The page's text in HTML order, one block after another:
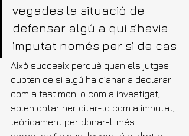
vegades la situació de
defensar algú a qui s’havia
imputat només per si de cas
Això succeeix perquè quan els jutges
dubten de si algú ha d’anar a declarar
com a testimoni o com a investigat,
solen optar per citar-lo com a imputat,
teòricament per donar-li més